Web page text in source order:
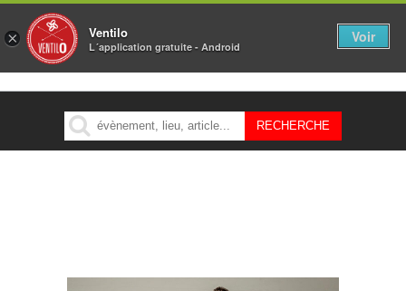
MENU
× Ventilo
L´application gratuite - Android
Voir